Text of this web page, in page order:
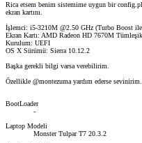
Rica etsem benim sistemime uygun bir
ekran kartını.
İşlemci: i5-3210M @2.50 GHz (Turbo Boost
Ekran Kartı: AMD Radeon HD 7670M
Kurulum: UEFI
OS X Sürümü: Sierra 10.12.2
Başka gerekli bilgi varsa verebilirim.
Özellikle @montezuma yardım ederse sevinirim.
BootLoader
-
Laptop Modeli
Monster Tulpar T7 20.3.2